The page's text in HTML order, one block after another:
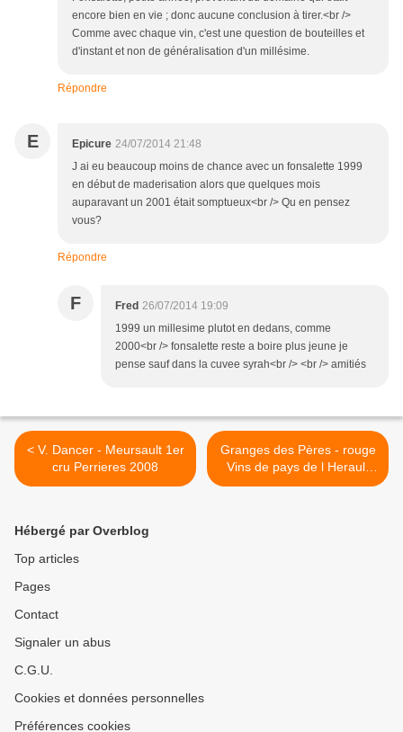
encore bien en vie ; donc aucune conclusion à tirer.<br />
Comme avec chaque vin, c'est une question de bouteilles et
d'instant et non de généralisation d'un millésime.
Répondre
E Epicure 24/07/2014 21:48
J ai eu beaucoup moins de chance avec un fonsalette 1999
en début de maderisation alors que quelques mois
auparavant un 2001 était somptueux<br /> Qu en pensez
vous?
Répondre
F Fred 26/07/2014 19:09
1999 un millesime plutot en dedans, comme
2000<br /> fonsalette reste a boire plus jeune je
pense sauf dans la cuvee syrah<br /> <br /> amitiés
< V. Dancer - Meursault 1er
cru Perrieres 2008
Granges des Pères - rouge
Vins de pays de l Herault
2007 >
Hébergé par Overblog
Top articles
Pages
Contact
Signaler un abus
C.G.U.
Cookies et données personnelles
Préférences cookies